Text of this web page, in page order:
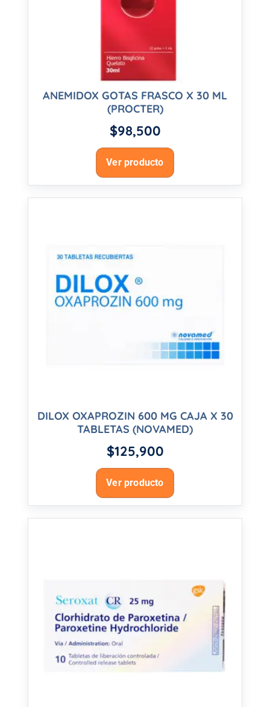
ANEMIDOX GOTAS FRASCO X 30 ML
(PROCTER)
$98,500
Ver producto
DILOX OXAPROZIN 600 MG CAJA X 30
TABLETAS (NOVAMED)
$125,900
Ver producto